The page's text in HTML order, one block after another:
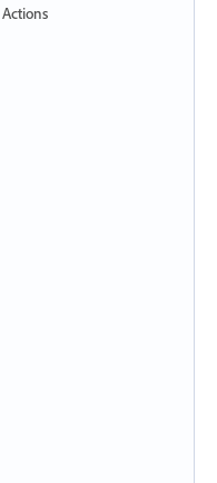
Actions